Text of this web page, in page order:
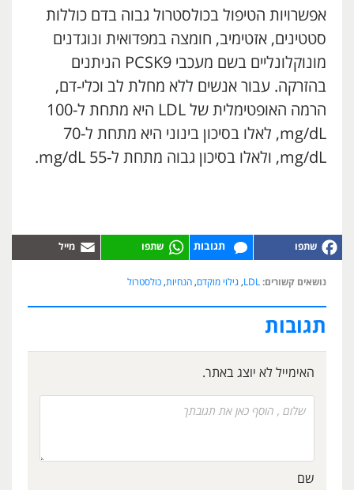
אפשרויות הטיפול בכולסטרול גבוה בדם כוללות
סטטינים, אזטימיב, חומצה במפדואית ונוגדנים
מונוקלונליים בשם מעכבי PCSK9 הניתנים
בהזרקה. עבור אנשים ללא מחלת לב וכלי-דם,
הרמה האופטימלית של LDL היא מתחת ל-100
mg/dL, לאלו בסיכון בינוני היא מתחת ל-70
mg/dL, ולאלו בסיכון גבוה מתחת ל-55 mg/dL.
תגובות
נושאים קשורים: LDL
, גילוי מוקדם, הנחיות, כולסטרול
תגובות
האימייל לא יוצג באתר.
שם